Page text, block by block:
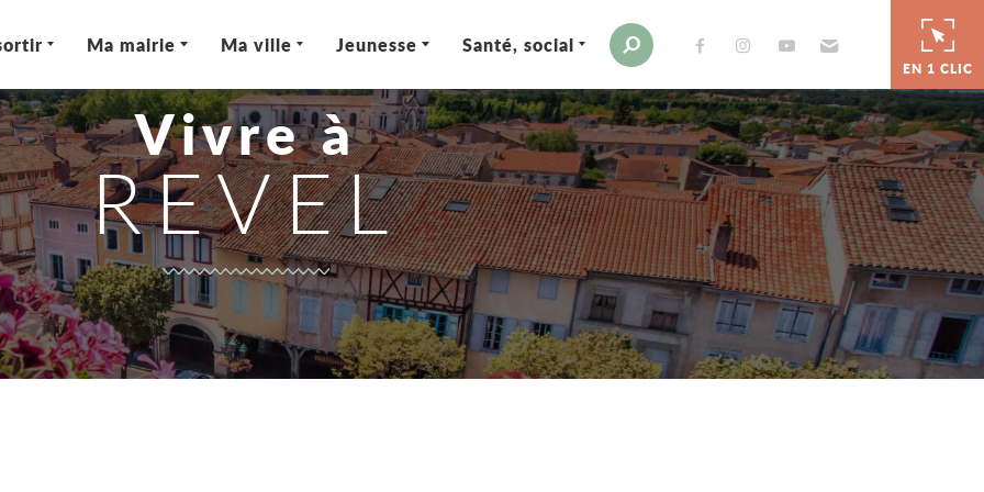
EN 1 CLIC
Moteur de recherche
Ma mairie Ma ville Jeunesse Santé, social Envoyer par e-mail
Vivre à
REVEL